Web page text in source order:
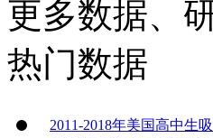
更多数据、
热门数据
2011-2018年美国高中生